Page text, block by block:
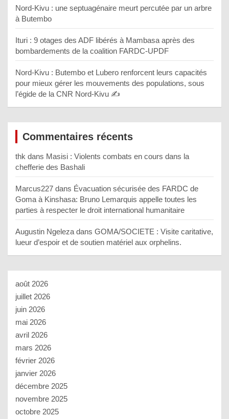
Nord-Kivu : une septuagénaire meurt percutée par un arbre
à Butembo
Ituri : 9 otages des ADF libérés à Mambasa après des
bombardements de la coalition FARDC-UPDF
Nord-Kivu : Butembo et Lubero renforcent leurs capacités
pour mieux gérer les mouvements des populations, sous
l’égide de la CNR Nord-Kivu ✍️
Commentaires récents
thk dans Masisi : Violents combats en cours dans la
chefferie des Bashali
Marcus227 dans Évacuation sécurisée des FARDC de
Goma à Kinshasa: Bruno Lemarquis appelle toutes les
parties à respecter le droit international humanitaire
Augustin Ngeleza dans GOMA/SOCIETE : Visite caritative,
lueur d’espoir et de soutien matériel aux orphelins.
août 2026
juillet 2026
juin 2026
mai 2026
avril 2026
mars 2026
février 2026
janvier 2026
décembre 2025
novembre 2025
octobre 2025